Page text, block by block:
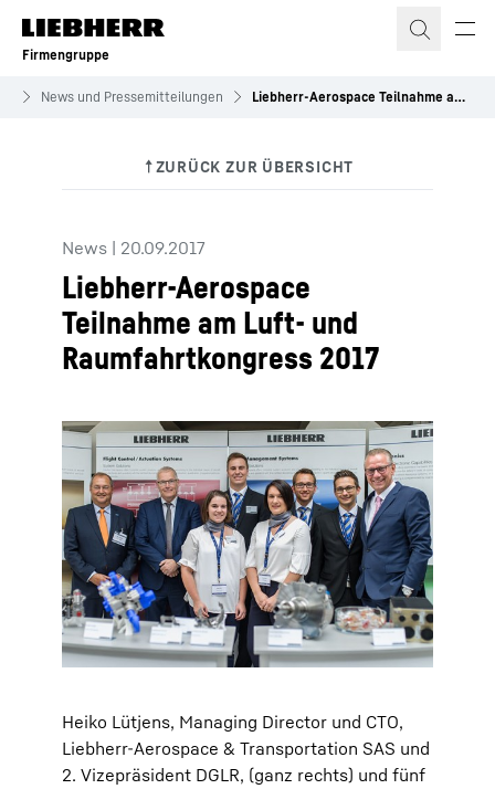
Zum Inhalt springen
Firmengruppe
News und Pressemitteilungen Liebherr-Aerospace Teilnahme am Luft- und Raumfahrtkongress 2017
News | 20.09.2017
Liebherr-Aerospace
Teilnahme am Luft- und
Raumfahrtkongress 2017
Heiko Lütjens, Managing Director und CTO,
Liebherr-Aerospace & Transportation SAS und
2. Vizepräsident DGLR, (ganz rechts) und fünf